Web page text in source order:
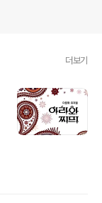
더보기